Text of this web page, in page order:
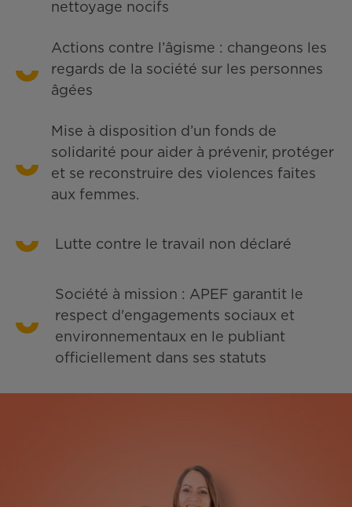
nettoyage nocifs
Actions contre l’âgisme : changeons les
regards de la société sur les personnes
âgées
Mise à disposition d’un fonds de
solidarité pour aider à prévenir, protéger
et se reconstruire des violences faites
aux femmes.
Lutte contre le travail non déclaré
Société à mission : APEF garantit le
respect d'engagements sociaux et
environnementaux en le publiant
officiellement dans ses statuts